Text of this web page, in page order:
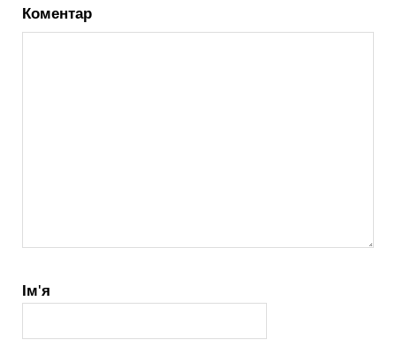
Коментар
Ім'я